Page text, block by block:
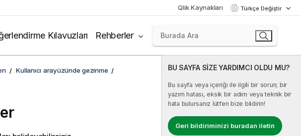
Qlik Kaynakları Türkçe Değiştir
Kılavuzları Rehberler
BU SAYFA SİZE YARDIMCI OLDU MU?
Bu sayfa veya içeriği ile ilgili bir sorun; bir
yazım hatası, eksik bir adım veya teknik bir
hata bulursanız lütfen bize bildirin!
Geri bildiriminizi buradan iletin
Kullanıcı arayüzünde gezinme